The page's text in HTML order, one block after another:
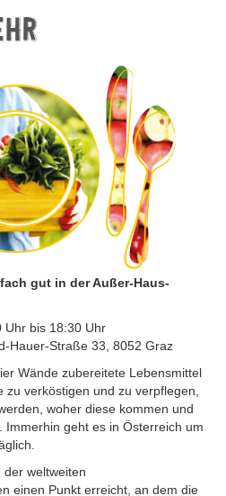
gut in der Außer-Haus-
Uhr bis 18:30 Uhr
Hauer-Straße 33, 8052 Graz
Wände zubereitete Lebensmittel
verköstigen und zu verpflegen,
woher diese kommen und
Immerhin geht es in Österreich um
der weltweiten
einen Punkt erreicht, an dem die